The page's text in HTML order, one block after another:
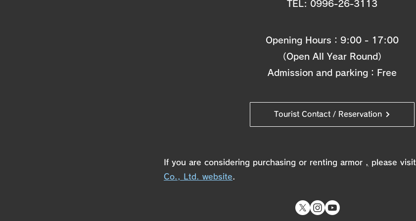
TEL: 0996-26-3113
Opening Hours：9:00 - 17:00
（Open All Year Round）
Admission and parking：Free
Tourist Contact / Reservation
If you are considering purchasing or renting armor , please visit
Co., Ltd. website.